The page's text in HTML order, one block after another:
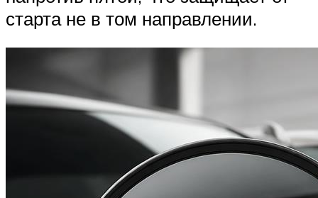
старта не в том направлении.